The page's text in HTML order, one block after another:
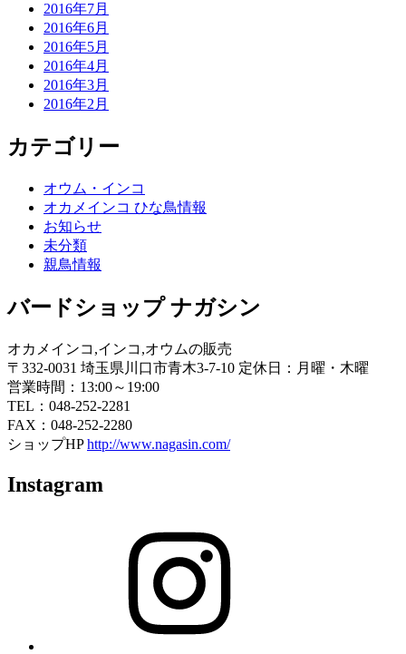
2016年7月
2016年6月
2016年5月
2016年4月
2016年3月
2016年2月
カテゴリー
オウム・インコ
オカメインコ ひな鳥情報
お知らせ
未分類
親鳥情報
バードショップ ナガシン
オカメインコ,インコ,オウムの販売
〒332-0031 埼玉県川口市青木3-7-10 定休日：月曜・木曜
営業時間：13:00～19:00
TEL：048-252-2281
FAX：048-252-2280
ショップHPhttp://www.nagasin.com/
Instagram